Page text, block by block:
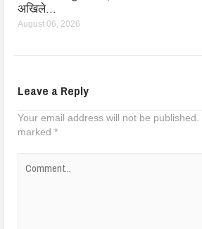
अखिले…
August 06, 2026
Leave a Reply
Your email address will not be published.
marked*